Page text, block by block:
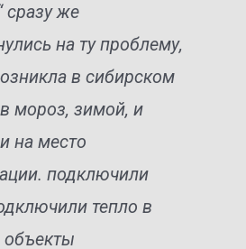
сразу же
на ту проблему,
в сибирском
мороз, зимой, и
на место
подключили
тепло в